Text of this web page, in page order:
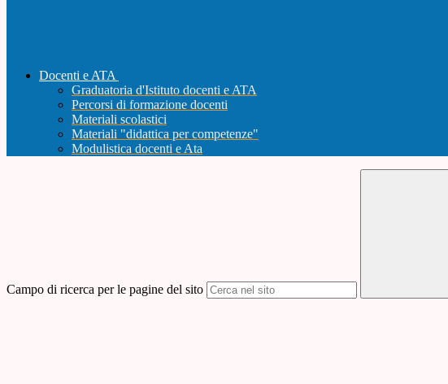
Docenti e ATA
Graduatoria d'Istituto docenti e ATA
Percorsi di formazione docenti
Materiali scolastici
Materiali "didattica per competenze"
Modulistica docenti e Ata
Campo di ricerca per le pagine del sito